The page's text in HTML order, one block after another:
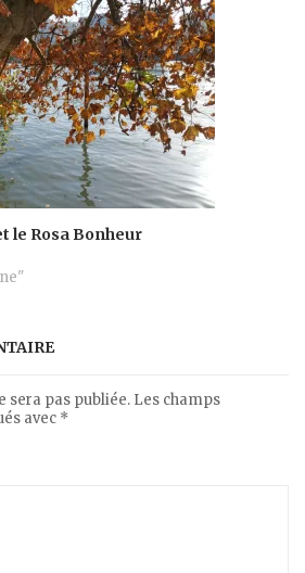
le Rosa Bonheur
sera pas publiée. Les champs
avec *